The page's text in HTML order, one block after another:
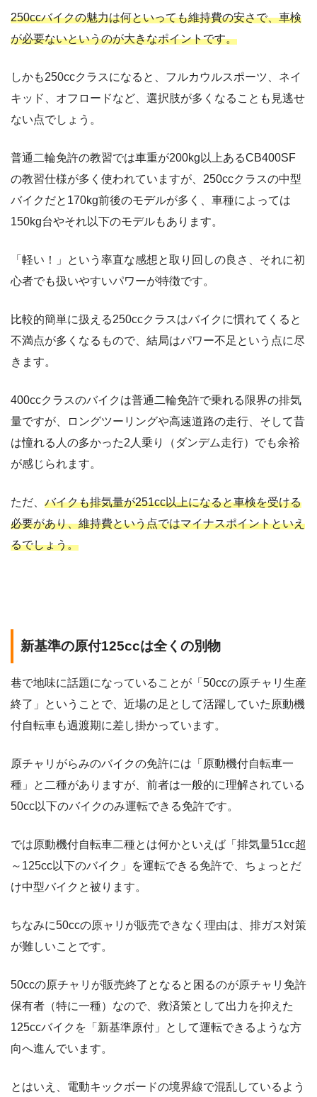
250ccバイクの魅力は何といっても維持費の安さで、車検
が必要ないというのが大きなポイントです。
しかも250ccクラスになると、フルカウルスポーツ、ネイ
キッド、オフロードなど、選択肢が多くなることも見逃せ
ない点でしょう。
普通二輪免許の教習では車重が200kg以上あるCB400SF
の教習仕様が多く使われていますが、250ccクラスの中型
バイクだと170kg前後のモデルが多く、車種によっては
150kg台やそれ以下のモデルもあります。
「軽い！」という率直な感想と取り回しの良さ、それに初
心者でも扱いやすいパワーが特徴です。
比較的簡単に扱える250ccクラスはバイクに慣れてくると
不満点が多くなるもので、結局はパワー不足という点に尽
きます。
400ccクラスのバイクは普通二輪免許で乗れる限界の排気
量ですが、ロングツーリングや高速道路の走行、そして昔
は憧れる人の多かった2人乗り（ダンデム走行）でも余裕
が感じられます。
ただ、 バイクも排気量が251cc以上になると車検を受ける
必要があり、維持費という点ではマイナスポイントといえ
るでしょう。
新基準の原付125ccは全くの別物
巷で地味に話題になっていることが「50ccの原チャリ生産
終了」ということで、近場の足として活躍していた原動機
付自転車も過渡期に差し掛かっています。
原チャリがらみのバイクの免許には「原動機付自転車一
種」と二種がありますが、前者は一般的に理解されている
50cc以下のバイクのみ運転できる免許です。
では原動機付自転車二種とは何かといえば「排気量51cc超
～125cc以下のバイク」を運転できる免許で、ちょっとだ
け中型バイクと被ります。
ちなみに50ccの原ャリが販売できなく理由は、排ガス対策
が難しいことです。
50ccの原チャリが販売終了となると困るのが原チャリ免許
保有者（特に一種）なので、救済策として出力を抑えた
125ccバイクを「新基準原付」として運転できるような方
向へ進んでいます。
とはいえ、電動キックボードの境界線で混乱しているよう